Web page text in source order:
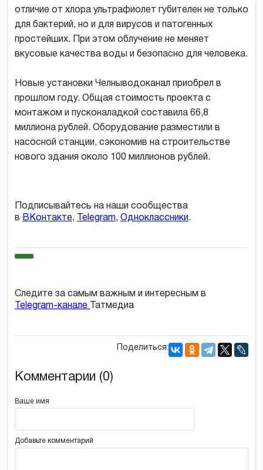
отличие от хлора ультрафиолет губителен не только
для бактерий, но и для вирусов и патогенных
простейших. При этом облучение не меняет
вкусовые качества воды и безопасно для человека.
Новые установки Челныводоканал приобрел в
прошлом году. Общая стоимость проекта с
монтажом и пусконаладкой составила 66,8
миллиона рублей. Оборудование разместили в
насосной станции, сэкономив на строительстве
нового здания около 100 миллионов рублей.
Подписывайтесь на наши сообщества
в ВКонтакте, Telegram, Одноклассники.
Следите за самым важным и интересным в
Telegram-канале
Татмедиа
Поделиться:
Комментарии (0)
Ваше имя
Добавьте комментарий